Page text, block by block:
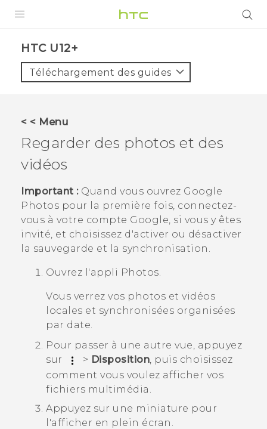
VIVE
VIVERSE
SUPPORT
Appareils HTC & Accessoires
Achat & Règlement Questions
HTC U12+‎
Téléchargement des guides
< < Menu
Regarder des photos et des
vidéos
Important :Quand vous ouvrez Google
Photos pour la première fois, connectez-
vous à votre compte Google, si vous y êtes
invité, et choisissez d'activer ou désactiver
la sauvegarde et la synchronisation.
Ouvrez l'appli Photos.
Vous verrez vos photos et vidéos
locales et synchronisées organisées
par date.
Pour passer à une autre vue, appuyez
sur
> Disposition, puis choisissez
comment vous voulez afficher vos
fichiers multimédia.
Appuyez sur une miniature pour
l'afficher en plein écran.